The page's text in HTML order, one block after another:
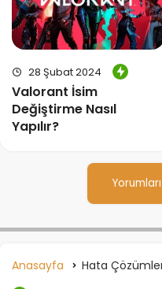
28 Şubat 2024
Valorant İsim
Değiştirme Nasıl
Yapılır?
Anasayfa
Hata